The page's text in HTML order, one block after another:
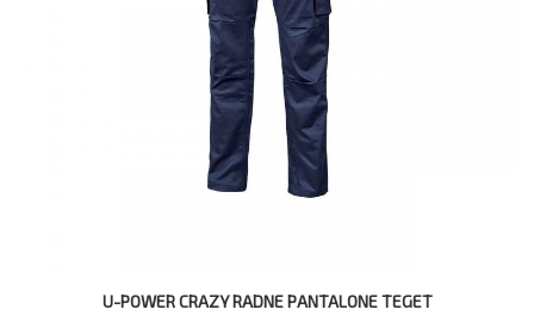
U-POWER CRAZY RADNE PANTALONE TEGET